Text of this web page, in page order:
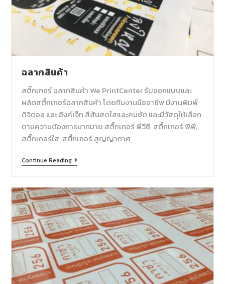
ฉลากสินค้า
สติ๊กเกอร์ ฉลากสินค้า We PrintCenter รับออกแบบและ
ผลิตสติ๊กเกอร์ฉลากสินค้า โดยทีมงานมืออาชีพ มีงานพิมพ์
ดิจิตอล และ อิงค์เจ็ท สีสันสดใสและคมชัด และมีวัสดุให้เลือก
ตามความต้องการมากมาย สติ๊กเกอร์ พีวีซี, สติ๊กเกอร์ พีพี,
สติ๊กเกอร์ใส, สติ๊กเกอร์ สูญญากาศ
Continue Reading